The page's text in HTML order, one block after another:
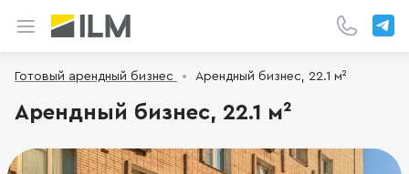
Готовый арендный бизнес Арендный бизнес, 22.1 м²
Арендный бизнес, 22.1 м²